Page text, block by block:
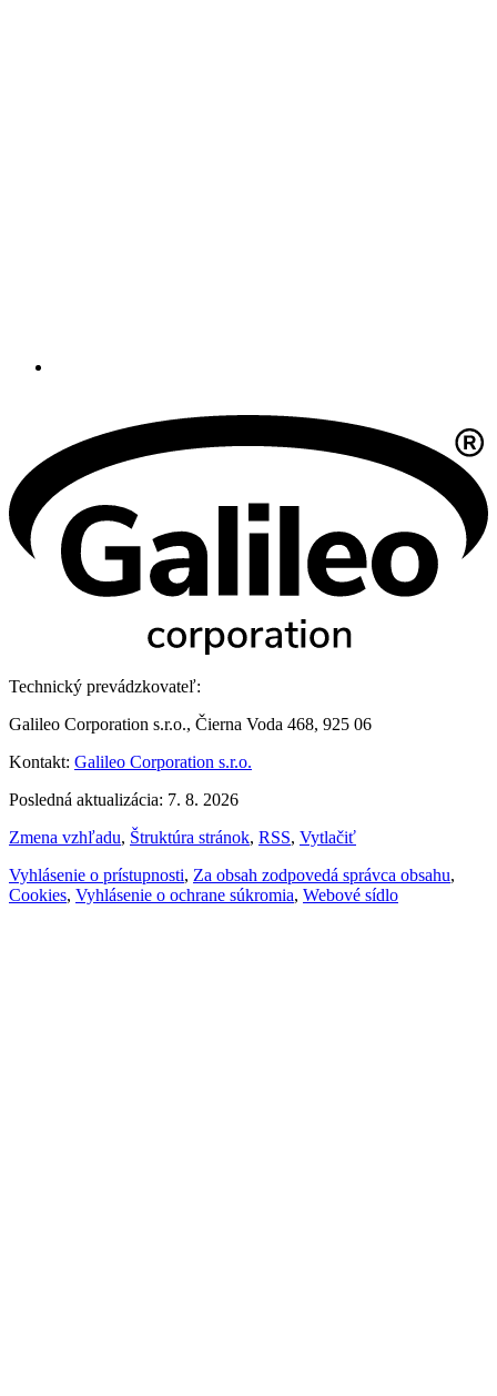
Technický prevádzkovateľ:
Galileo Corporation s.r.o., Čierna Voda 468, 925 06
Kontakt: Galileo Corporation s.r.o.
Posledná aktualizácia: 7. 8. 2026
Zmena vzhľadu, Štruktúra stránok, RSS, Vytlačiť
Vyhlásenie o prístupnosti, Za obsah zodpovedá správca obsahu,
Cookies, Vyhlásenie o ochrane súkromia, Webové sídlo